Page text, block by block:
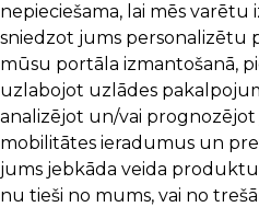
nepieciešama, lai mēs
sniedzot jums personalizētu
mūsu portāla izmantošanā,
uzlabojot uzlādes
analizējot un/vai
mobilitātes ieradumus un
jums jebkāda veida
nu tieši no mums, vai no